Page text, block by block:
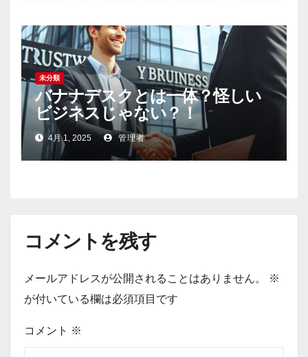
未分類
バナナデスクとは一体？怪しい
ビジネスじゃない？！
4月 1, 2025 管理者
コメントを残す
メールアドレスが公開されることはありません。
※
が付いている欄は必須項目です
コメント ※